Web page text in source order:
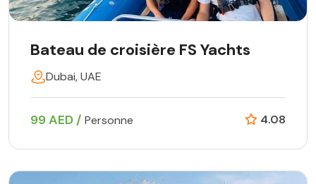
Bateau de croisière FS Yachts
Dubai, UAE
99 AED / Personne 4.08